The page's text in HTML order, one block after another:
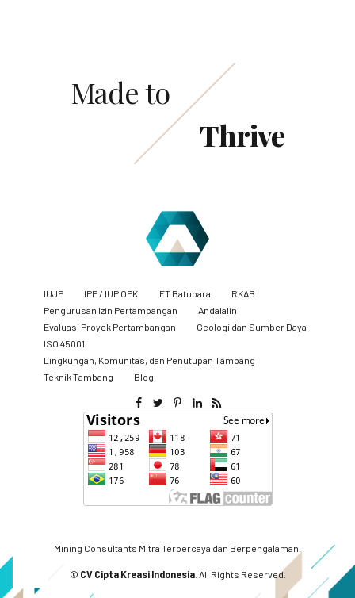
Made to
Thrive
IUJP IPP / IUP OPK ET Batubara
RKAB
Pengurusan Izin Pertambangan
Andalalin
Evaluasi Proyek Pertambangan
Geologi dan Sumber Daya
ISO 45001
Lingkungan, Komunitas, dan Penutupan Tambang
​Teknik Tambang
Blog
Mining Consultants Mitra Terpercaya dan Berpengalaman.
© CV Cipta Kreasi Indonesia. All Rights Reserved.